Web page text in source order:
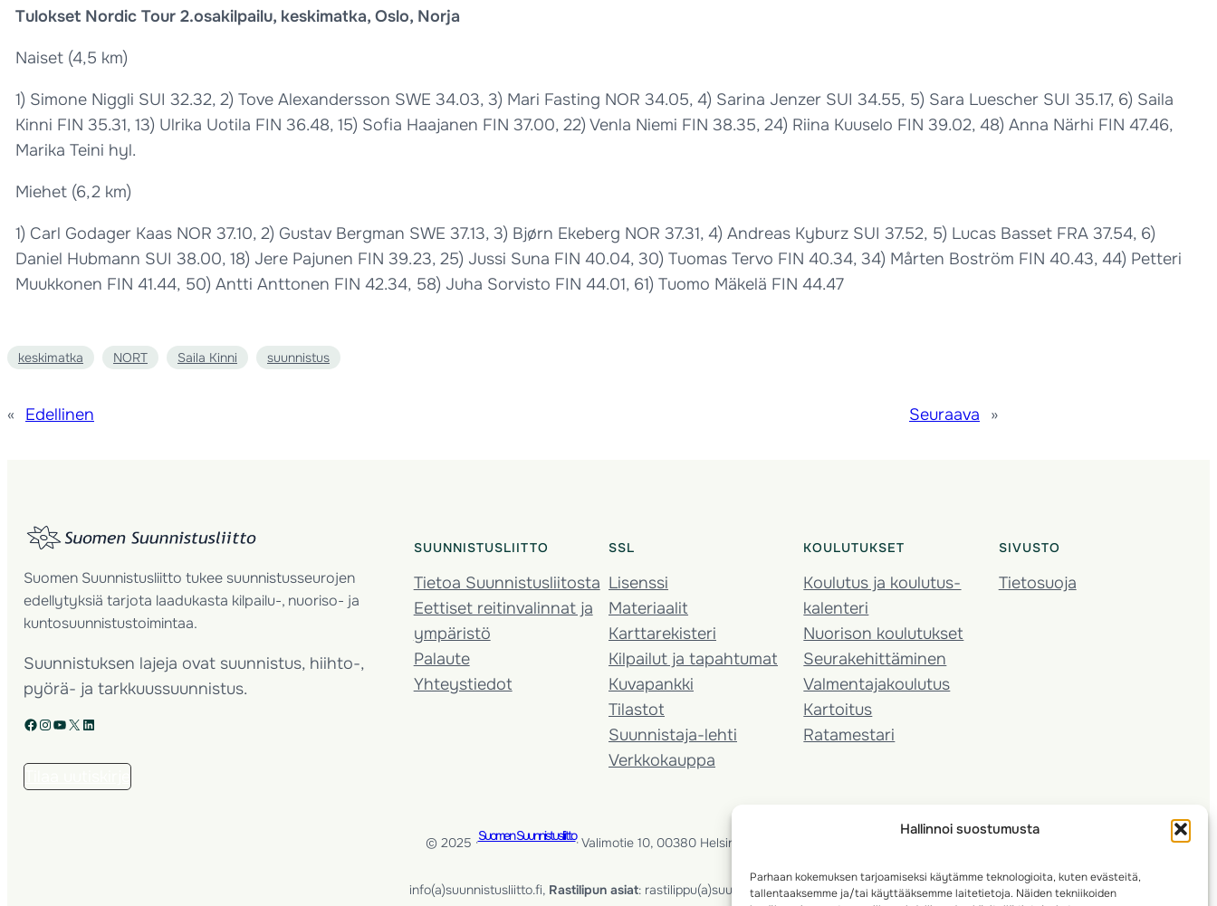
Hallinnoi suostumusta
Parhaan kokemuksen tarjoamiseksi käytämme teknologioita, kuten evästeitä,
tallentaaksemme ja/tai käyttääksemme laitetietoja. Näiden tekniikoiden
Tulokset Nordic Tour 2.osakilpailu, keskimatka, Oslo, Norja
Naiset (4,5 km)
1) Simone Niggli SUI 32.32, 2) Tove Alexandersson SWE 34.03, 3) Mari Fasting NOR 34.05, 4) Sarina Jenzer SUI 34.55, 5) Sara Luescher SUI 35.17, 6) Saila
Kinni FIN 35.31, 13) Ulrika Uotila FIN 36.48, 15) Sofia Haajanen FIN 37.00, 22) Venla Niemi FIN 38.35, 24) Riina Kuuselo FIN 39.02, 48) Anna Närhi FIN 47.46,
Marika Teini hyl.
Miehet (6,2 km)
1) Carl Godager Kaas NOR 37.10, 2) Gustav Bergman SWE 37.13, 3) Bjørn Ekeberg NOR 37.31, 4) Andreas Kyburz SUI 37.52, 5) Lucas Basset FRA 37.54, 6)
Daniel Hubmann SUI 38.00, 18) Jere Pajunen FIN 39.23, 25) Jussi Suna FIN 40.04, 30) Tuomas Tervo FIN 40.34, 34) Mårten Boström FIN 40.43, 44) Petteri
Muukkonen FIN 41.44, 50) Antti Anttonen FIN 42.34, 58) Juha Sorvisto FIN 44.01, 61) Tuomo Mäkelä FIN 44.47
keskimatka NORT Saila Kinni suunnistus
« Edellinen Seuraava »
Suomen Suunnistusliitto tukee suunnistusseurojen
edellytyksiä tarjota laadukasta kilpailu-, nuoriso- ja
kuntosuunnistustoimintaa.
Suunnistuksen lajeja ovat suunnistus, hiihto-,
pyörä- ja tarkkuussuunnistus.
Facebook Instagram YouTube X LinkedIn
SUUNNISTUSLIITTO
Tietoa Suunnistusliitosta
Eettiset reitinvalinnat ja
ympäristö
Palaute
Yhteystiedot
SSL
Lisenssi
Materiaalit
Karttarekisteri
Kilpailut ja tapahtumat
Kuvapankki
Tilastot
Suunnistaja-lehti
Verkkokauppa
KOULUTUKSET
Koulutus ja koulutus­
kalenteri
Nuorison koulutukset
Seura­kehittäminen
Valmentaja­koulutus
Kartoitus
Ratamestari
SIVUSTO
Tietosuoja
© 2025 ·Suomen Suunnistusliitto· Valimotie 10, 00380 Helsinki, Finland
info(a)suunnistusliitto.fi, Rastilipun asiat: rastilippu(a)suunnistusliitto.fi